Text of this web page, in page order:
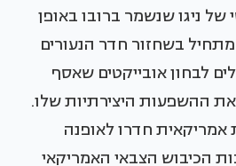
של ניגו שנשמר ברובו באופן
בשחזור חדר הנעורים
לבחון אובייקטים שאסף
את ההשפעות היצירתיות שלו.
חדרו לאופנה
הכיבוש הצבאי האמריקאי